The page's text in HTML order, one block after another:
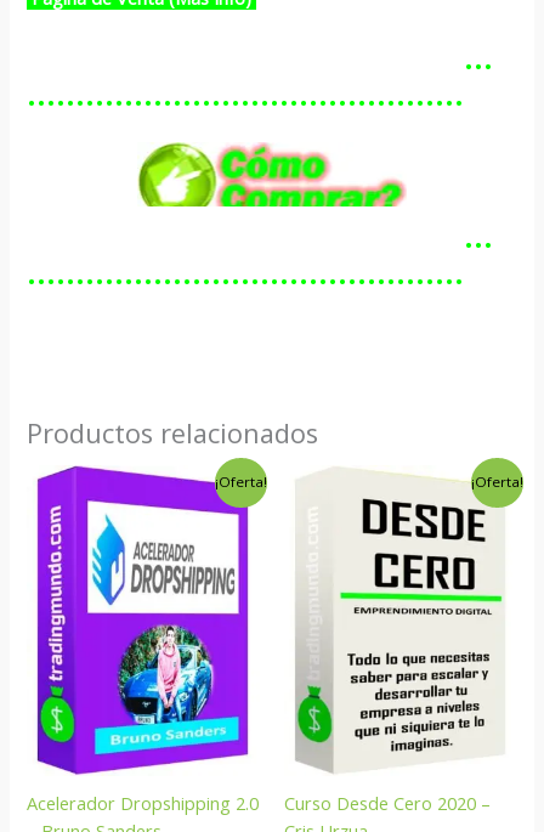
…………………………………………
………………………………………
…………………………………………
………………………………………
Productos relacionados
¡Oferta!
Acelerador Dropshipping 2.0
El
original
era:
$395.00.
El
actual
$9.00.
¡Oferta!
Curso Desde Cero 2020 –
El
precio
original
era:
$500.00.
El
actual
es:
$9.00.